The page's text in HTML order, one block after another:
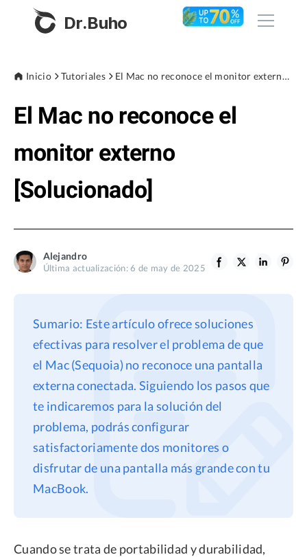
Dr.Buho
Productos
BuhoCleaner
BuhoRepair
BuhoLaunchpad
Tienda
Blog
Privacidad
Términos
Politica de Reembolso
Inicio Tutoriales El Mac no reconoce el monitor externo [Solucionado]
El Mac no reconoce el
monitor externo
[Solucionado]
Alejandro
Última actualización: 6 de may de 2025
Sumario: Este artículo ofrece soluciones
efectivas para resolver el problema de que
el Mac (Sequoia) no reconoce una pantalla
externa conectada. Siguiendo los pasos que
te indicaremos para la solución del
problema, podrás configurar
satisfactoriamente dos monitores o
disfrutar de una pantalla más grande con tu
MacBook.
Cuando se trata de portabilidad y durabilidad,